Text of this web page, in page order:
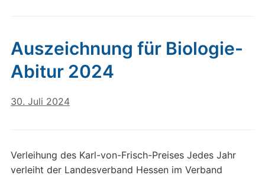
Auszeichnung für Biologie-
Abitur 2024
30. Juli 2024
Verleihung des Karl-von-Frisch-Preises Jedes Jahr
verleiht der Landesverband Hessen im Verband